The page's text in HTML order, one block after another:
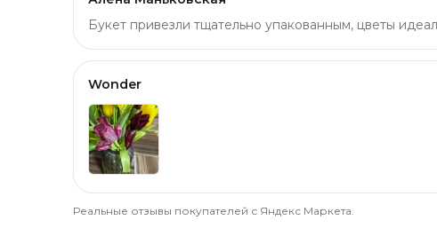
Букет привезли тщательно упакованным, цветы
Wonder
Реальные отзывы покупателей с Яндекс Маркета.